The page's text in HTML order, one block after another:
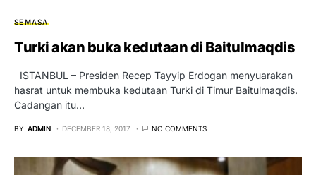
SEMASA
Turki akan buka kedutaan di Baitulmaqdis
ISTANBUL – Presiden Recep Tayyip Erdogan menyuarakan
hasrat untuk membuka kedutaan Turki di Timur Baitulmaqdis.
Cadangan itu…
BY ADMIN DECEMBER 18, 2017 NO COMMENTS